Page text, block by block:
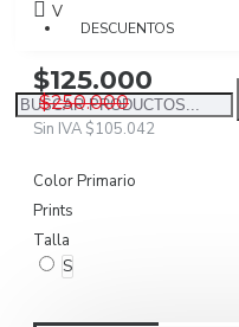
DESCUENTOS
Visto: 5949
$125.000
$250.000
Sin IVA $105.042
Color Primario
Prints
Talla
S